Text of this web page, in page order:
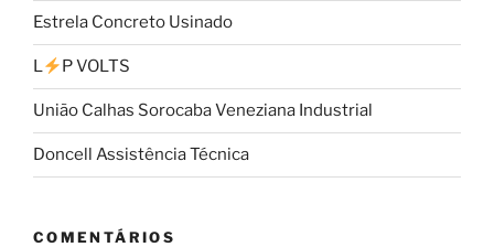
Estrela Concreto Usinado
L P VOLTS
União Calhas Sorocaba Veneziana Industrial
Doncell Assistência Técnica
COMENTÁRIOS